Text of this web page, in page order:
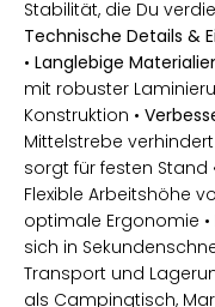
Stabilität, die Du
Technische Details &
• Langlebige
mit robuster
Konstruktion •
Mittelstrebe
sorgt für festen Stand
Flexible Arbeitshöhe
optimale Ergonomie •
sich in
Transport und
als Campingtisch,